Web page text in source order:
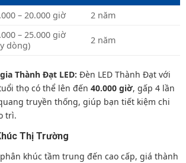
– 20.000 giờ 2 năm
– 25.000 giờ
dòng)
2 năm
Thành Đạt LED: Đèn LED Thành Đạt với
thọ có thể lên đến 40.000 giờ, gấp 4 lần
truyền thống, giúp bạn tiết kiệm chi
trì.
Thị Trường
khúc tầm trung đến cao cấp, giá thành